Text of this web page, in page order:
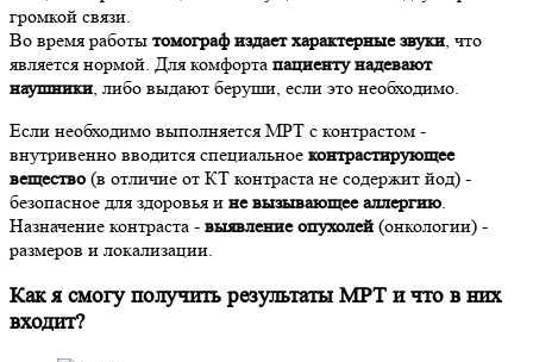
громкой связи.
Во время работы томограф издает характерные звуки , что
является нормой. Для комфорта пациенту надевают
наушники , либо выдают беруши, если это необходимо.
Если необходимо выполняется МРТ с контрастом -
внутривенно вводится специальное контрастирующее
вещество (в отличие от КТ контраста не содержит йод) -
безопасное для здоровья и не вызывающее аллергию
Назначение контраста - выявление опухолей (онкологии) -
размеров и локализации.
Как я смогу получить результаты МРТ и что в них
входит?